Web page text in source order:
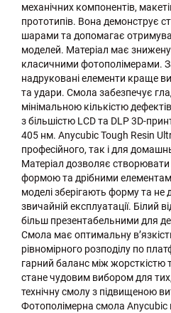
механічних компонентів,
прототипів. Вона демонструє
шарами та допомагає
моделей. Матеріал має знижену
класичними фотополімерами.
надруковані елементи краще
та удари. Смола забезпечує
мінімальною кількістю
з більшістю LCD та DLP 3D-
405 нм. Anycubic Tough Resin
професійного, так і для
Матеріал дозволяє створювати
формою та дрібними
моделі зберігають форму та
звичайній експлуатації. Білий
більш презентабельними для
Смола має оптимальну
рівномірного розподілу по
гарний баланс між жорсткістю
стане чудовим вибором для
технічну смолу з підвищеною
Фотополімерна смола Anycubic